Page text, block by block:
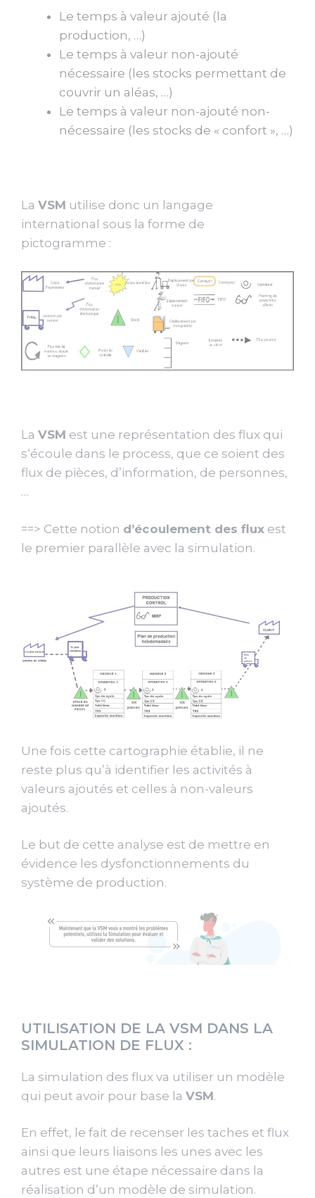
Le temps à valeur ajouté (la
production, …)
Le temps à valeur non-ajouté
nécessaire (les stocks permettant de
couvrir un aléas, …)
Le temps à valeur non-ajouté non-
nécessaire (les stocks de « confort », …)
La VSM utilise donc un langage
international sous la forme de
pictogramme :
La VSM est une représentation des flux qui
s‘écoule dans le process, que ce soient des
flux de pièces, d’information, de personnes,
…
==> Cette notion d’écoulement des flux est
le premier parallèle avec la simulation.
Une fois cette cartographie établie, il ne
reste plus qu’à identifier les activités à
valeurs ajoutés et celles à non-valeurs
ajoutés.
Le but de cette analyse est de mettre en
évidence les dysfonctionnements du
système de production.
UTILISATION DE LA VSM DANS LA
SIMULATION DE FLUX :
La simulation des flux va utiliser un modèle
qui peut avoir pour base la VSM.
En effet, le fait de recenser les taches et flux
ainsi que leurs liaisons les unes avec les
autres est une étape nécessaire dans la
réalisation d’un modèle de simulation.